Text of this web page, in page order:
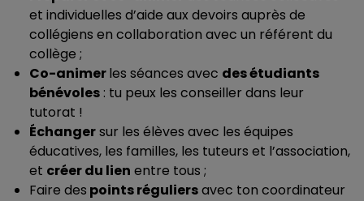
et individuelles d’aide aux devoirs auprès de
collégiens en collaboration avec un référent du
collège ;
Co-animerles séances avec des étudiants
bénévoles : tu peux les conseiller dans leur
tutorat !
Échangersur les élèves avec les équipes
éducatives, les familles, les tuteurs et l’association,
et créer du lien entre tous ;
Faire des points réguliersavec ton coordinateur